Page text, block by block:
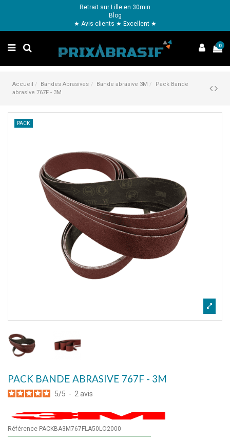
Retrait sur Lille en 30min
Blog
★ Avis clients ★ Excellent ★
0
Accueil Bandes Abrasives Bande abrasive 3M
Pack Bande
abrasive 767F - 3M
PACK
PACK BANDE ABRASIVE 767F - 3M
5/5 - 2 avis
Référence PACKBA3M767FLA50LO2000